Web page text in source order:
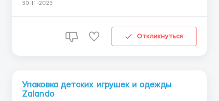
каманців, сумочок, валіз. Всі товари легкі.
чистими в перший місяць - 23,50 для працівників до
30-11-2023
Откликнуться
Упаковка детских игрушек и одежды
Zalando